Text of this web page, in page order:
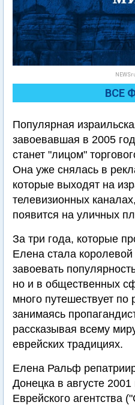
ВСЕ
Популярная
завоевавшая в 2005
станет "лицом"
Она уже снялась в
которые выходят на
телевизионных
появится на уличных
За три года, которые
Елена стала
завоевать
но и в общественных
много путешествует по
занимаясь
рассказывая всему
еврейских традициях.
Елена Ральф
Донецка в августе
Еврейского агентства